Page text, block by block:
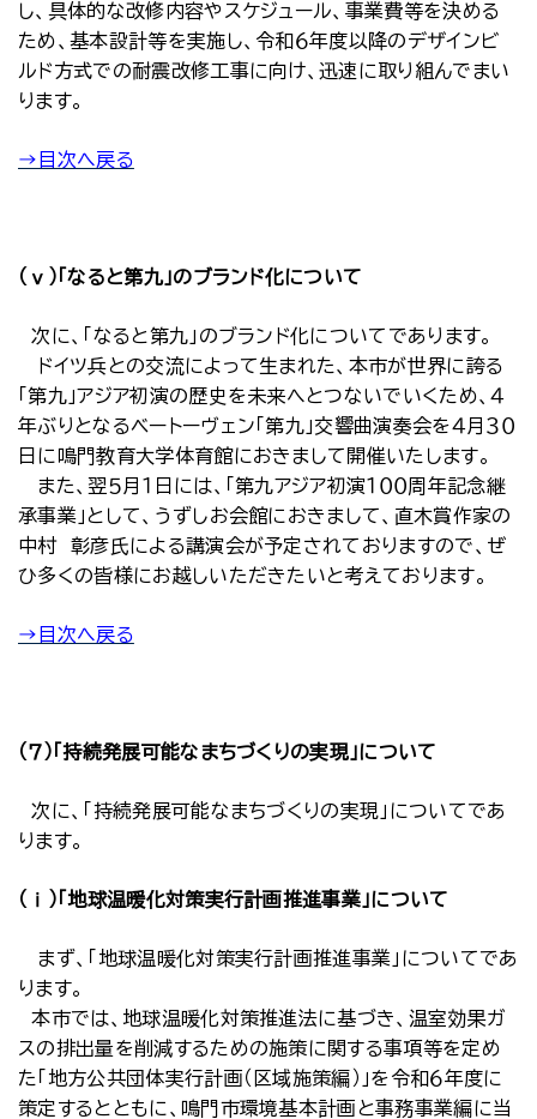
し、具体的な改修内容やスケジュール、事業費等を決める
ため、基本設計等を実施し、令和６年度以降のデザインビ
ルド方式での耐震改修工事に向け、迅速に取り組んでまい
ります。
→目次へ戻る
（ⅴ）「なると第九」のブランド化について
次に、「なると第九」のブランド化についてであります。
ドイツ兵との交流によって生まれた、本市が世界に誇る
「第九」アジア初演の歴史を未来へとつないでいくため、４
年ぶりとなるベートーヴェン「第九」交響曲演奏会を４月３０
日に鳴門教育大学体育館におきまして開催いたします。
また、翌５月１日には、「第九アジア初演１００周年記念継
承事業」として、うずしお会館におきまして、直木賞作家の
中村 彰彦氏による講演会が予定されておりますので、ぜ
ひ多くの皆様にお越しいただきたいと考えております。
→目次へ戻る
（７）「持続発展可能なまちづくりの実現」について
次に、「持続発展可能なまちづくりの実現」についてであ
ります。
（ⅰ）「地球温暖化対策実行計画推進事業」について
まず、「地球温暖化対策実行計画推進事業」についてであ
ります。
本市では、地球温暖化対策推進法に基づき、温室効果ガ
スの排出量を削減するための施策に関する事項等を定め
た「地方公共団体実行計画（区域施策編）」を令和６年度に
策定するとともに、鳴門市環境基本計画と事務事業編に当